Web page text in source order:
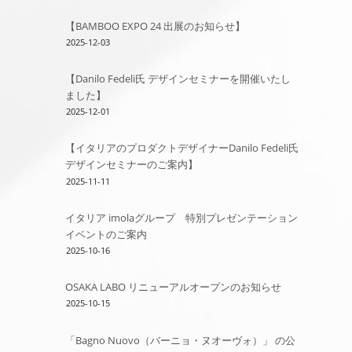
【BAMBOO EXPO 24 出展のお知らせ】
2025-12-03
【Danilo Fedeli氏 デザインセミナーを開催いたし
ました】
2025-12-01
【イタリアのプロダクトデザイナーDanilo Fedeli氏
デザインセミナーのご案内】
2025-11-11
イタリア imolaグループ 特別プレゼンテーション
イベントのご案内
2025-10-16
OSAKA LABO リニューアルオープンのお知らせ
2025-10-15
「Bagno Nuovo（バーニョ・ヌオーヴォ）」 の公